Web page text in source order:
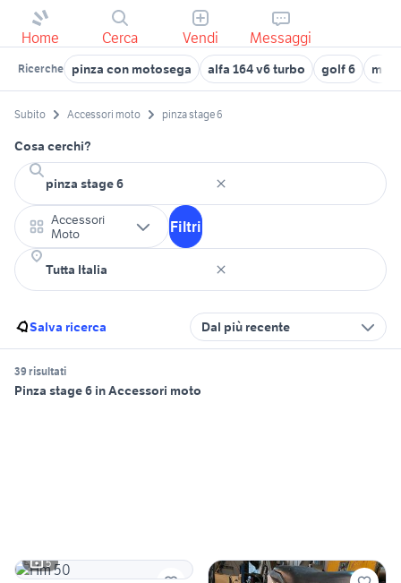
Home Cerca Vendi Messaggi
Ricerche pinza con motosega alfa 164 v6 turbo golf 6
Subito Accessori moto pinza stage 6
Cosa cerchi?
Accessori
Moto
Filtri
Salva ricerca Dal più recente
39 risultati
Pinza stage 6 in Accessori moto
5